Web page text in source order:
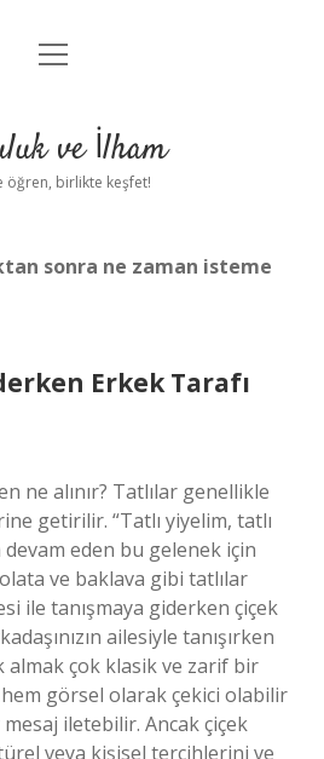
Anasayfa
Yasal Uyarı
menüyü
ve İlham
öğren, birlikte keşfet!
sonra ne zaman isteme
Erkek Tarafı
ne alınır? Tatlılar genellikle
getirilir. “Tatlı yiyelim, tatlı
devam eden bu gelenek için
ve baklava gibi tatlılar
ile tanışmaya giderken çiçek
ailesiyle tanışırken
almak çok klasik ve zarif bir
görsel olarak çekici olabilir
iletebilir. Ancak çiçek
veya kişisel tercihlerini ve